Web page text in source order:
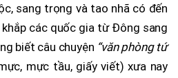
sang trọng và tao nhã có đến
các quốc gia từ Đông sang
biết câu chuyện “văn phòng tứ
mực tầu, giấy viết) xưa nay